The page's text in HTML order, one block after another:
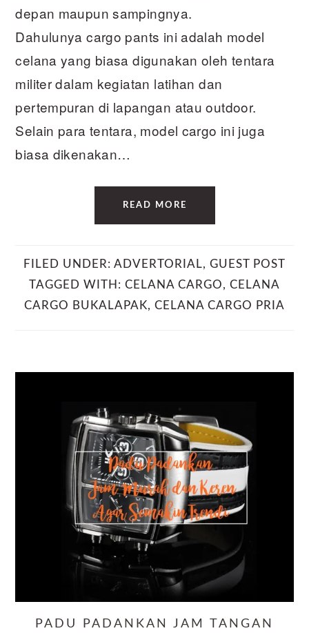
depan maupun sampingnya.
Dahulunya cargo pants ini adalah model
celana yang biasa digunakan oleh tentara
militer dalam kegiatan latihan dan
pertempuran di lapangan atau outdoor.
Selain para tentara, model cargo ini juga
biasa dikenakan…
READ MORE
FILED UNDER: ADVERTORIAL, GUEST POST
TAGGED WITH: CELANA CARGO, CELANA
CARGO BUKALAPAK, CELANA CARGO PRIA
PADU PADANKAN JAM TANGAN